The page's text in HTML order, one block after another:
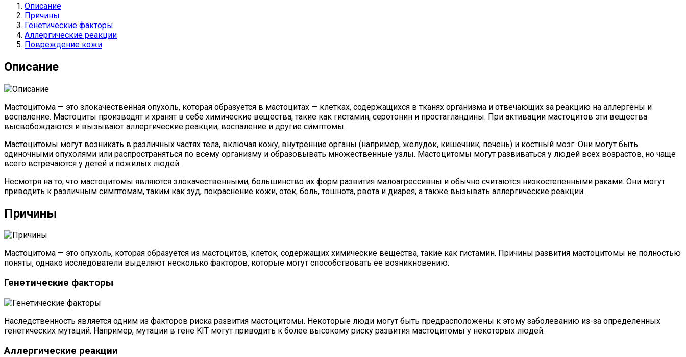
Описание
Причины
Генетические факторы
Аллергические реакции
Повреждение кожи
Описание
Мастоцитома — это злокачественная опухоль, которая образуется в мастоцитах — клетках, содержащихся в тканях организма и отвечающих за реакцию на аллергены и
воспаление. Мастоциты производят и хранят в себе химические вещества, такие как гистамин, серотонин и простагландины. При активации мастоцитов эти вещества
высвобождаются и вызывают аллергические реакции, воспаление и другие симптомы.
Мастоцитомы могут возникать в различных частях тела, включая кожу, внутренние органы (например, желудок, кишечник, печень) и костный мозг. Они могут быть
одиночными опухолями или распространяться по всему организму и образовывать множественные узлы. Мастоцитомы могут развиваться у людей всех возрастов, но чаще
всего встречаются у детей и пожилых людей.
Несмотря на то, что мастоцитомы являются злокачественными, большинство их форм развития малоагрессивны и обычно считаются низкостепенными раками. Они могут
приводить к различным симптомам, таким как зуд, покраснение кожи, отек, боль, тошнота, рвота и диарея, а также вызывать аллергические реакции.
Причины
Мастоцитома — это опухоль, которая образуется из мастоцитов, клеток, содержащих химические вещества, такие как гистамин. Причины развития мастоцитомы не полностью
поняты, однако исследователи выделяют несколько факторов, которые могут способствовать ее возникновению:
Генетические факторы
Наследственность является одним из факторов риска развития мастоцитомы. Некоторые люди могут быть предрасположены к этому заболеванию из-за определенных
генетических мутаций. Например, мутации в гене KIT могут приводить к более высокому риску развития мастоцитомы у некоторых людей.
Аллергические реакции